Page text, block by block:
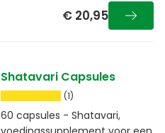
€ 20,95
Shatavari Capsules
(1)
60 capsules - Shatavari,